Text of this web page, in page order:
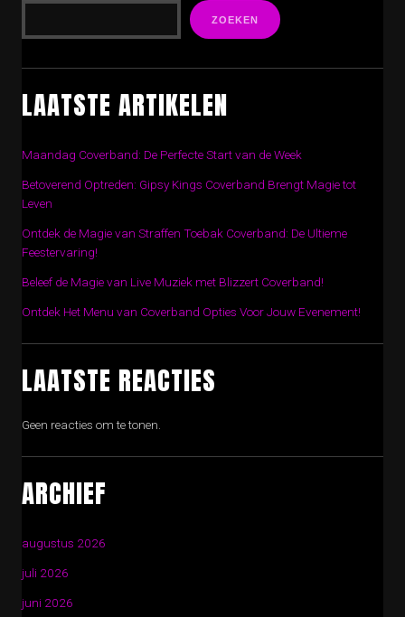
ZOEKEN
LAATSTE ARTIKELEN
Maandag Coverband: De Perfecte Start van de Week
Betoverend Optreden: Gipsy Kings Coverband Brengt Magie tot
Leven
Ontdek de Magie van Straffen Toebak Coverband: De Ultieme
Feestervaring!
Beleef de Magie van Live Muziek met Blizzert Coverband!
Ontdek Het Menu van Coverband Opties Voor Jouw Evenement!
LAATSTE REACTIES
Geen reacties om te tonen.
ARCHIEF
augustus 2026
juli 2026
juni 2026